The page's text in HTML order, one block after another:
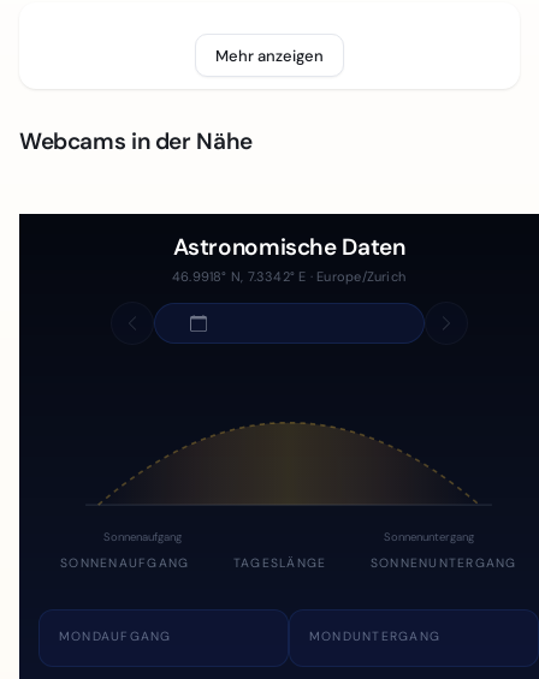
Mehr anzeigen
Webcams in der Nähe
Astronomische Daten
46.9918° N, 7.3342° E · Europe/Zurich
Sonnenaufgang Sonnenuntergang
SONNENAUFGANG TAGESLÄNGE SONNENUNTERGANG
MONDAUFGANG MONDUNTERGANG